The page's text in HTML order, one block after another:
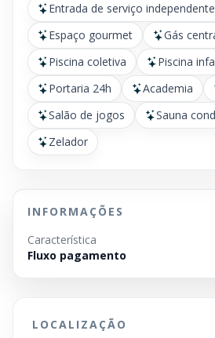
Entrada de serviço independente
Espaço gourmet
Gás
Piscina coletiva
Piscina
Portaria 24h
Academia
Salão de jogos
Sauna
Zelador
INFORMAÇÕES
Característica
Fluxo pagamento
LOCALIZAÇÃO